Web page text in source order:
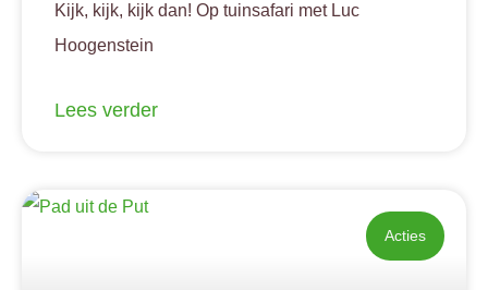
Kijk, kijk, kijk dan! Op tuinsafari met Luc
Hoogenstein
Lees verder
Acties